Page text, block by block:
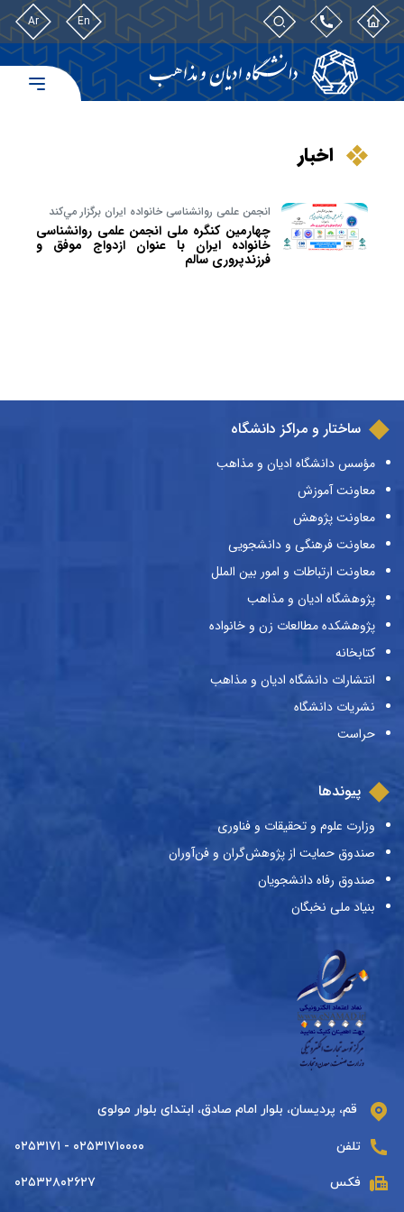
En
Ar
اخبار
انجمن علمی روانشناسی خانواده ایران برگزار مي‌کند
چهارمین کنگره ملی انجمن علمی روانشناسی
خانواده ایران با عنوان ازدواج موفق و
فرزندپروری سالم
ساختار و مراکز دانشگاه
مؤسس دانشگاه ادیان و مذاهب
معاونت آموزش
معاونت پژوهش
معاونت فرهنگی و دانشجویی
معاونت ارتباطات و امور بین الملل
پژوهشگاه ادیان و مذاهب
پژوهشکده مطالعات زن و خانواده
کتابخانه
انتشارات دانشگاه ادیان و مذاهب
نشریات دانشگاه
حراست
پیوندها
وزارت علوم و تحقیقات و فناوری
صندوق حمایت از پژوهش‌گران و فن‌آوران
صندوق رفاه دانشجویان
بنیاد ملی نخبگان
قم، پردیسان، بلوار امام صادق، ابتدای بلوار مولوی
تلفن ۰۲۵۳۱۷۱۰۰۰۰ - ۰۲۵۳۱۷۱
فکس ۰۲۵۳۲۸۰۲۶۲۷